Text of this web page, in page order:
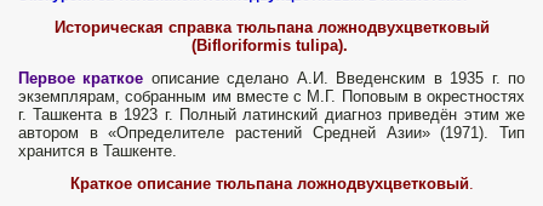
Историческая справка тюльпана ложнодвухцветковый
(Bifloriformis tulipa).
Первое краткое описание сделано А.И. Введенским в 1935 г. по
экземплярам, собранным им вместе с М.Г. Поповым в окрестностях
г. Ташкента в 1923 г. Полный латинский диагноз приведён этим же
автором в «Определителе растений Средней Азии» (1971). Тип
хранится в Ташкенте.
Краткое описание тюльпана ложнодвухцветковый.